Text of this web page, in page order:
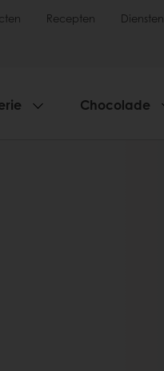
Recepten Diensten
Chocolade